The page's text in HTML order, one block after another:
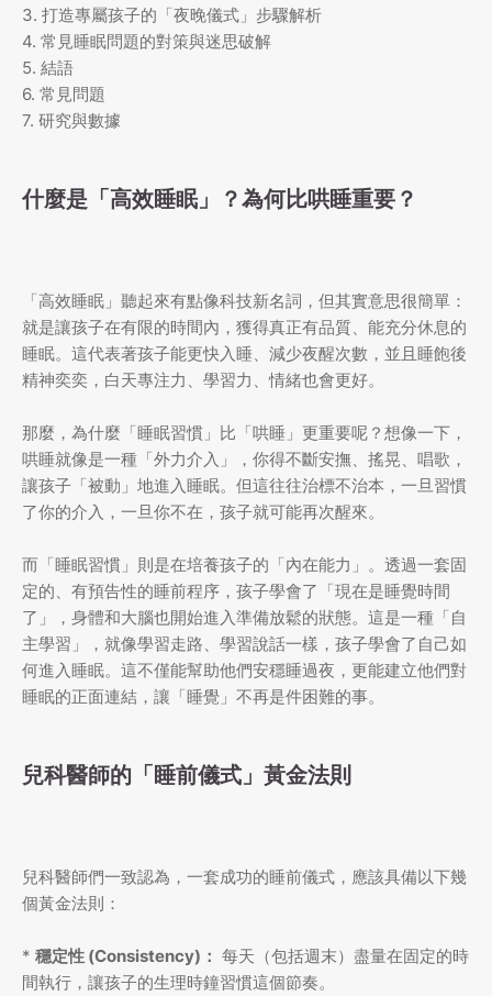
3. 打造專屬孩子的「夜晚儀式」步驟解析
4. 常見睡眠問題的對策與迷思破解
5. 結語
6. 常見問題
7. 研究與數據
什麼是「高效睡眠」？為何比哄睡重要？
「高效睡眠」聽起來有點像科技新名詞，但其實意思很簡單：
就是讓孩子在有限的時間內，獲得真正有品質、能充分休息的
睡眠。這代表著孩子能更快入睡、減少夜醒次數，並且睡飽後
精神奕奕，白天專注力、學習力、情緒也會更好。
那麼，為什麼「睡眠習慣」比「哄睡」更重要呢？想像一下，
哄睡就像是一種「外力介入」，你得不斷安撫、搖晃、唱歌，
讓孩子「被動」地進入睡眠。但這往往治標不治本，一旦習慣
了你的介入，一旦你不在，孩子就可能再次醒來。
而「睡眠習慣」則是在培養孩子的「內在能力」。透過一套固
定的、有預告性的睡前程序，孩子學會了「現在是睡覺時間
了」，身體和大腦也開始進入準備放鬆的狀態。這是一種「自
主學習」，就像學習走路、學習說話一樣，孩子學會了自己如
何進入睡眠。這不僅能幫助他們安穩睡過夜，更能建立他們對
睡眠的正面連結，讓「睡覺」不再是件困難的事。
兒科醫師的「睡前儀式」黃金法則
兒科醫師們一致認為，一套成功的睡前儀式，應該具備以下幾
個黃金法則：
* 穩定性 (Consistency)： 每天（包括週末）盡量在固定的時
間執行，讓孩子的生理時鐘習慣這個節奏。